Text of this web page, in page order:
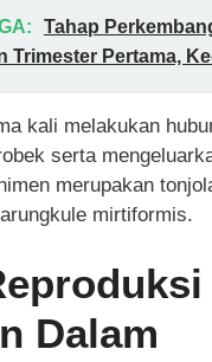
Tahap
Trimester Pertama,
kali melakukan
serta
merupakan
mirtiformis.
Dalam